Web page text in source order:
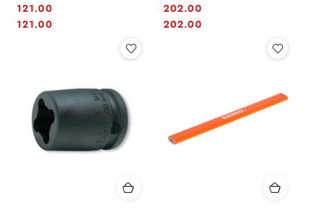
Cena:
121.00
Cena:
121.00 Cena:
202.00
Cena:
202.00